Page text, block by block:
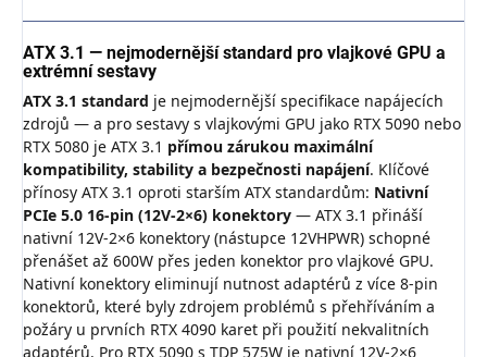
ATX 3.1 — nejmodernější standard pro vlajkové GPU a
extrémní sestavy
ATX 3.1 standard je nejmodernější specifikace napájecích
zdrojů — a pro sestavy s vlajkovými GPU jako RTX 5090 nebo
RTX 5080 je ATX 3.1 přímou zárukou maximální
kompatibility, stability a bezpečnosti napájení. Klíčové
přínosy ATX 3.1 oproti starším ATX standardům: Nativní
PCIe 5.0 16-pin (12V-2×6) konektory — ATX 3.1 přináší
nativní 12V-2×6 konektory (nástupce 12VHPWR) schopné
přenášet až 600W přes jeden konektor pro vlajkové GPU.
Nativní konektory eliminují nutnost adaptérů z více 8-pin
konektorů, které byly zdrojem problémů s přehříváním a
požáry u prvních RTX 4090 karet při použití nekvalitních
adaptérů. Pro RTX 5090 s TDP 575W je nativní 12V-2×6